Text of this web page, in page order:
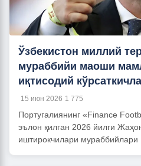
Ўзбекистон миллий
мураббийи маоши
иқтисодий
15 июн 2026 1 775
Португалиянинг «Finance
эълон қилган 2026 йилги
иштирокчилари мураббийлари